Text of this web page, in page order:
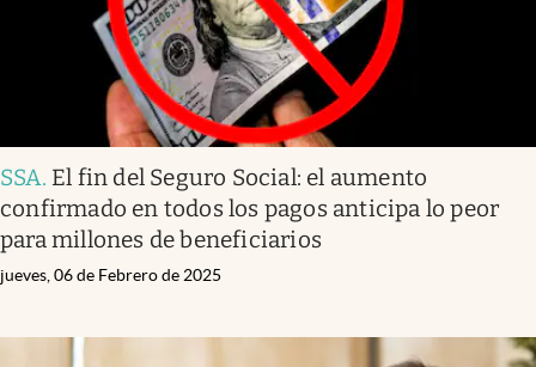
SSA. El fin del Seguro Social: el aumento
confirmado en todos los pagos anticipa lo peor
para millones de beneficiarios
jueves, 06 de Febrero de 2025